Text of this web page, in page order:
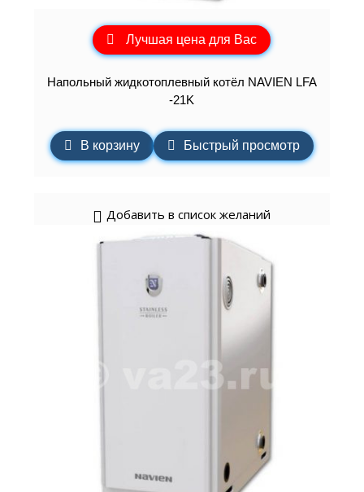
Лучшая цена для Вас
Напольный жидкотоплевный котёл NAVIEN LFA
-21K
В корзину Быстрый просмотр
Добавить в список желаний